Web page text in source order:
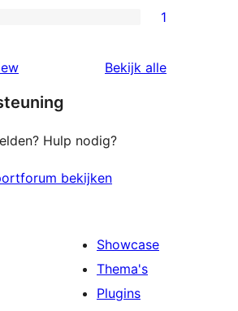
1
Bekijk alle
Hulp nodig?
bekijken
Showcase
Thema's
Plugins